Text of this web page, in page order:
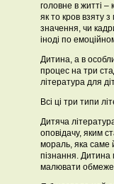
головне в житті –
як то кров взяту
значення, чи
іноді по
Дитина, а в
процес на три
література для
Всі ці три типи
Дитяча
оповідачу, яким
мораль, яка саме
пізнання. Дитина
малювати